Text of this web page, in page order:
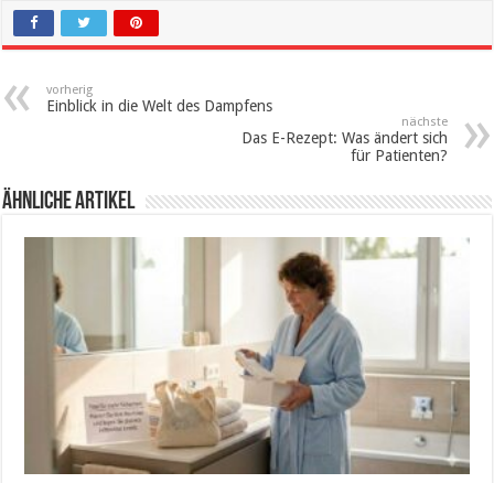
vorherig
Einblick in die Welt des Dampfens
nächste
Das E-Rezept: Was ändert sich
für Patienten?
ähnliche Artikel